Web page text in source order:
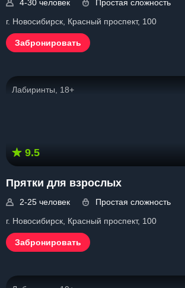
4-30 человек
Простая сложность
г. Новосибирск, Красный проспект, 100
Забронировать
Лабиринты, 18+
9.5
Прятки для взрослых
2-25 человек
Простая сложность
г. Новосибирск, Красный проспект, 100
Забронировать